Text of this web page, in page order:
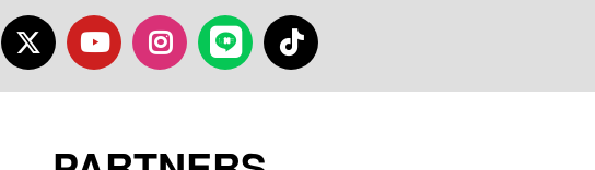
TwitterYoutubeInstagram
LINE TikTok